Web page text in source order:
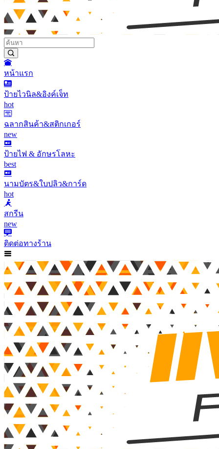
หน้าแรก
ป้ายไวนิล&อิงค์เจ็ท
hot
ฉลากสินค้า&สติกเกอร์
new
ป้ายไฟ & อักษรโลหะ
best
นามบัตร&ใบปลิว&การ์ด
hot
สกรีน
new
ติดต่อทางร้าน